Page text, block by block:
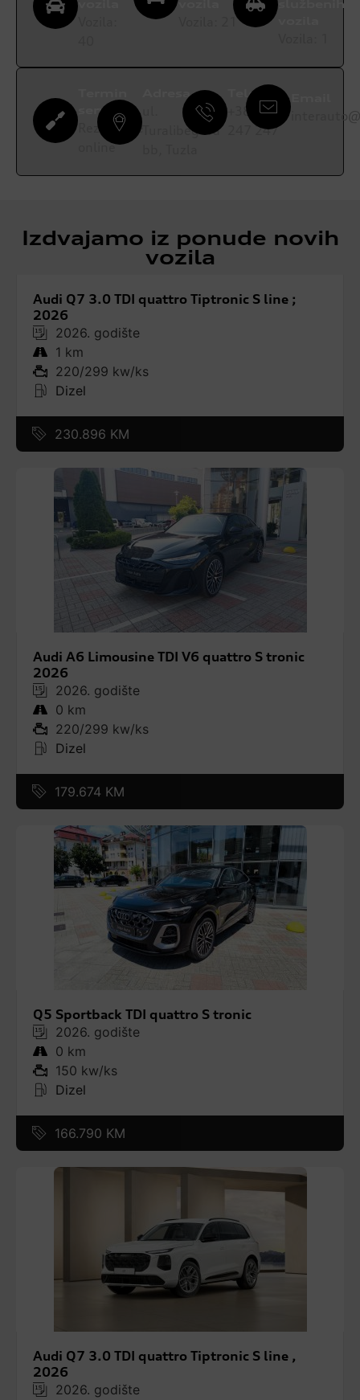
vozila
21
službenih
servisa
Rezervišite
online
Adresa
Turalibegova
Telefon
+387 35
247 247
Izdvajamo iz ponude novih
vozila
Audi Q7 3.0 TDI quattro Tiptronic S line ;
2026
2026. godište
1 km
220/299 kw/ks
Dizel
230.896 KM
Audi A6 Limousine TDI V6 quattro S tronic
2026
2026. godište
0 km
220/299 kw/ks
Dizel
179.674 KM
Q5 Sportback TDI quattro S tronic
2026. godište
0 km
150 kw/ks
Dizel
166.790 KM
Audi Q7 3.0 TDI quattro Tiptronic S line ,
2026
2026. godište